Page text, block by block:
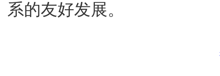
系的友好发展。